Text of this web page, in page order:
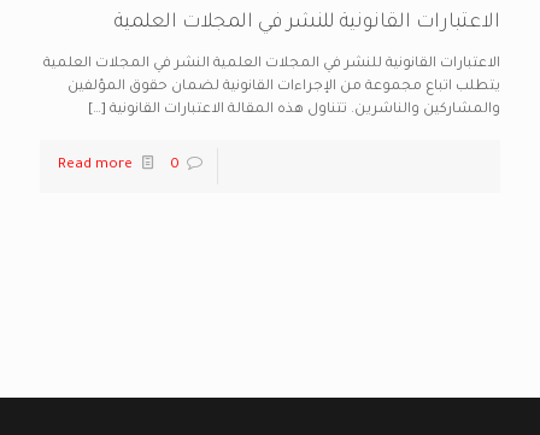
الاعتبارات القانونية للنشر في المجلات العلمية
الاعتبارات القانونية للنشر في المجلات العلمية النشر في المجلات العلمية
يتطلب اتباع مجموعة من الإجراءات القانونية لضمان حقوق المؤلفين
والمشاركين والناشرين. تتناول هذه المقالة الاعتبارات القانونية […]
0
Read more